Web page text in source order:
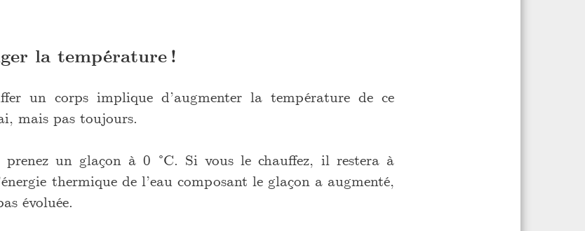
la température !
un corps implique d’augmenter la température de ce
mais pas toujours.
prenez un glaçon à 0 °C. Si vous le chauffez, il restera à
thermique de l’eau composant le glaçon a augmenté,
évoluée.